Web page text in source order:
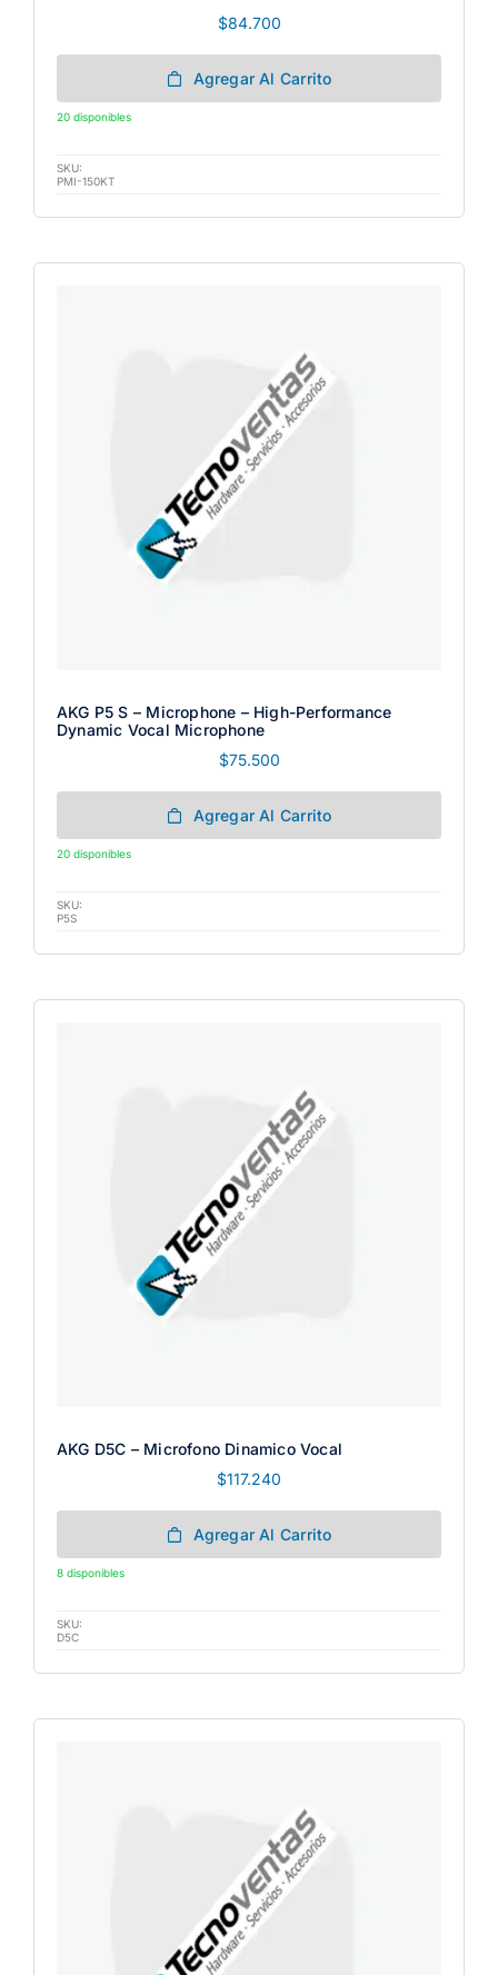
$84.700
Agregar Al Carrito
20 disponibles
SKU:
PMI-150KT
AKG P5 S – Microphone – High-Performance
Dynamic Vocal Microphone
$75.500
Agregar Al Carrito
20 disponibles
SKU:
P5S
AKG D5C – Microfono Dinamico Vocal
$117.240
Agregar Al Carrito
8 disponibles
SKU:
D5C